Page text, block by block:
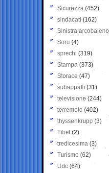
Sicurezza (452)
sindacati (162)
Sinistra arcobaleno
Soru (4)
sprechi (319)
Stampa (373)
Storace (47)
subappalti (31)
televisione(244)
terremoto (402)
thyssenkrupp (3)
Tibet(2)
tredicesima (3)
Turismo (62)
Udc (64)